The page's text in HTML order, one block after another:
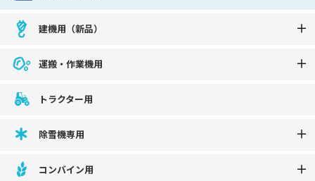
建機用（新品）
運搬・作業機用
トラクター用
除雪機専用
コンバイン用